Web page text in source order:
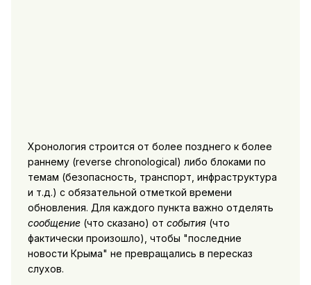
Хронология строится от более позднего к более
раннему (reverse chronological) либо блоками по
темам (безопасность, транспорт, инфраструктура
и т.д.) с обязательной отметкой времени
обновления. Для каждого пункта важно отделять
сообщение(что сказано) от события(что
фактически произошло), чтобы "последние
новости Крыма" не превращались в пересказ
слухов.